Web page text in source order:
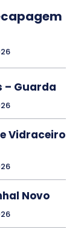
– Guarda
Vidraceiro
Novo